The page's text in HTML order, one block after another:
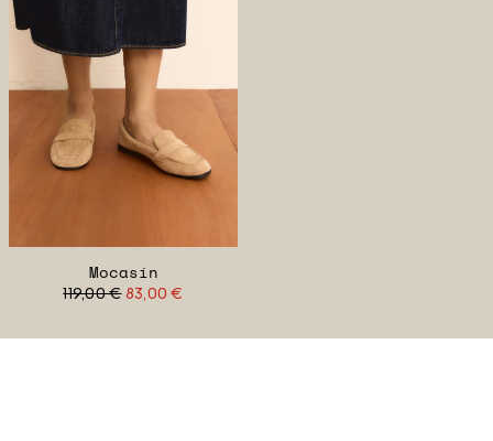
Mocasín
119,00 € 83,00 €